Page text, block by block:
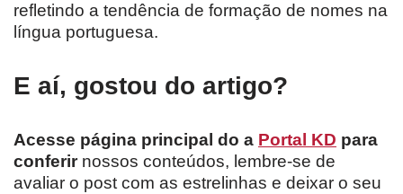
refletindo a tendência de formação de nomes na
língua portuguesa.
E aí, gostou do artigo?
Acesse página principal do a Portal KD para
conferirnossos conteúdos, lembre-se de
avaliar o post com as estrelinhas e deixar o seu